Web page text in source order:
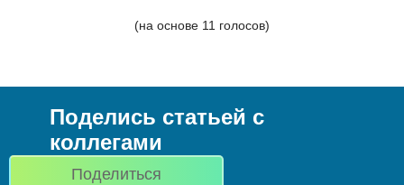
(на основе 11 голосов)
Поделись статьей с
коллегами
Поделиться